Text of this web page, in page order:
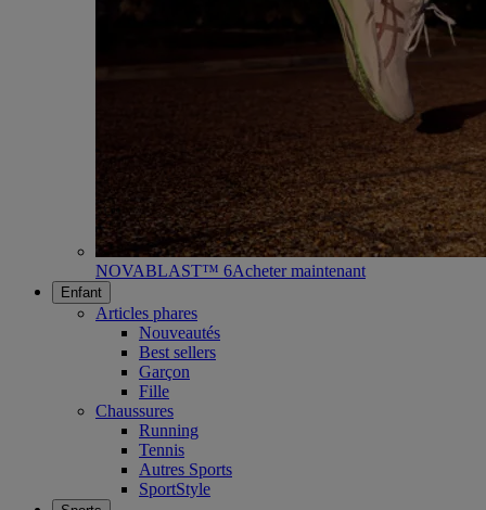
NOVABLAST™ 6Acheter maintenant
Enfant
Articles phares
Nouveautés
Best sellers
Garçon
Fille
Chaussures
Running
Tennis
Autres Sports
SportStyle